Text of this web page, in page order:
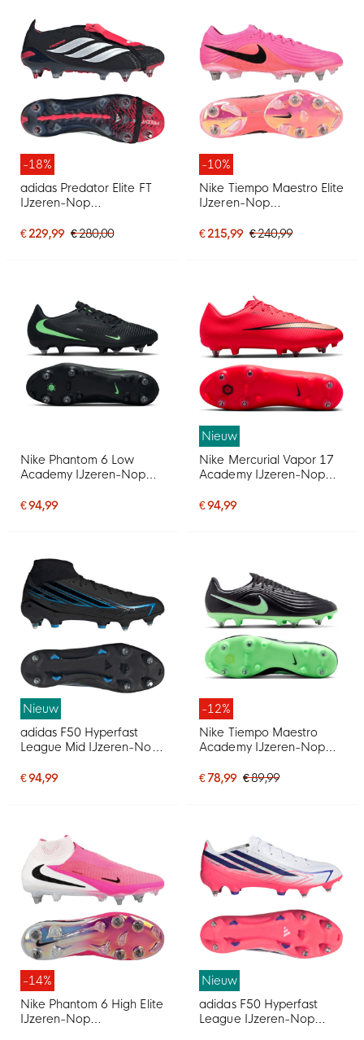
-18%
adidas Predator Elite FT
IJzeren-Nop
Zwart Wit Rood
€ 229,99 € 280,00
-10%
Nike Tiempo Maestro Elite
IJzeren-Nop
Felroze Zwart
€ 215,99 € 240,99
Nike Phantom 6 Low
Academy IJzeren-Nop
Anti-Clog Zwart Felgroen
€ 94,99
Nieuw
Nike Mercurial Vapor 17
Academy IJzeren-Nop
Anti-Clog Felrood Zwart
€ 94,99
Nieuw
adidas F50 Hyperfast
League Mid IJzeren-Nop
Zwart Zwart Blauw
€ 94,99
-12%
Nike Tiempo Maestro
Academy IJzeren-Nop
Anti-Clog Zwart Felgroen
€ 78,99 € 89,99
-14%
Nike Phantom 6 High Elite
IJzeren-Nop
Nieuw
adidas F50 Hyperfast
League IJzeren-Nop